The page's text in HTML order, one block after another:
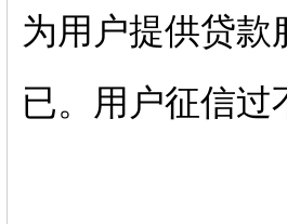
为用户提供贷款
已。用户征信过